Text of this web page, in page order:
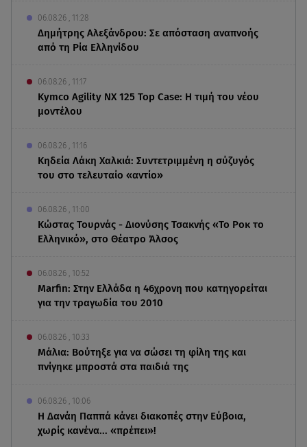
06.08.26 , 11:28
Δημήτρης Αλεξάνδρου: Σε απόσταση αναπνοής
από τη Ρία Ελληνίδου
06.08.26 , 11:17
Kymco Agility NX 125 Τοp Case: Η τιμή του νέου
μοντέλου
06.08.26 , 11:16
Κηδεία Λάκη Χαλκιά: Συντετριμμένη η σύζυγός
του στο τελευταίο «αντίο»
06.08.26 , 11:00
Κώστας Τουρνάς - Διονύσης Τσακνής «Το Ροκ το
Ελληνικό», στο Θέατρο Άλσος
06.08.26 , 10:52
Marfin: Στην Ελλάδα η 46χρονη που κατηγορείται
για την τραγωδία του 2010
06.08.26 , 10:33
Μάλια: Βούτηξε για να σώσει τη φίλη της και
πνίγηκε μπροστά στα παιδιά της
06.08.26 , 10:06
Η Δανάη Παππά κάνει διακοπές στην Εύβοια,
χωρίς κανένα... «πρέπει»!